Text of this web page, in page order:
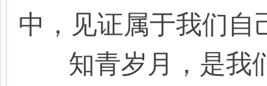
中，见证属于我们自
知青岁月，是我